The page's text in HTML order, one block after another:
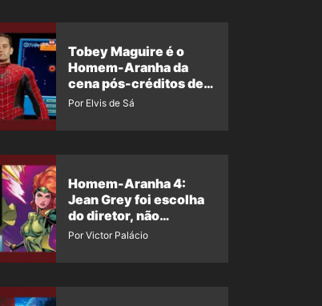
Tobey Maguire é o
Homem-Aranha da
cena pós-créditos de
Um Novo Dia?
Por Elvis de Sá
Homem-Aranha 4:
Jean Grey foi escolha
do diretor, não
imposição da Marvel
Por Victor Palácio